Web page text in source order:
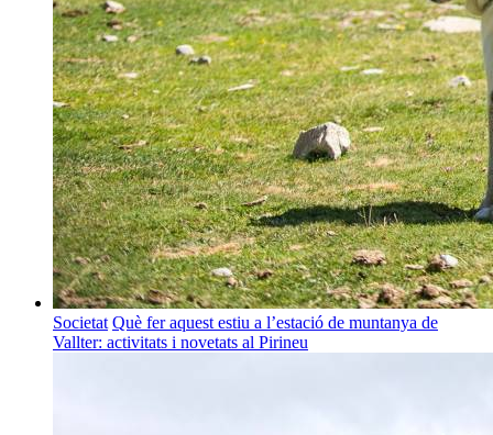
Societat Què fer aquest estiu a l’estació de muntanya de
Vallter: activitats i novetats al Pirineu